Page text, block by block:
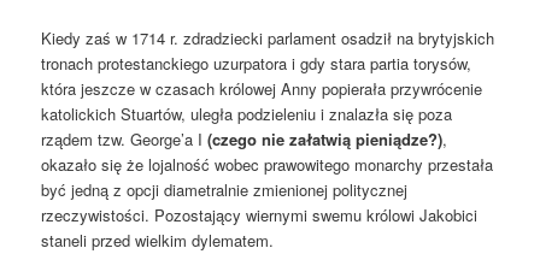
Kiedy zaś w 1714 r. zdradziecki parlament osadził na brytyjskich
tronach protestanckiego uzurpatora i gdy stara partia torysów,
która jeszcze w czasach królowej Anny popierała przywrócenie
katolickich Stuartów, uległa podzieleniu i znalazła się poza
rządem tzw. George’a I(czego nie załatwią pieniądze?),
okazało się że lojalność wobec prawowitego monarchy przestała
być jedną z opcji diametralnie zmienionej politycznej
rzeczywistości. Pozostający wiernymi swemu królowi Jakobici
staneli przed wielkim dylematem.